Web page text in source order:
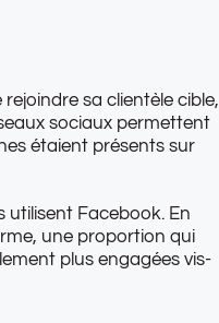
sa clientèle cible,
sociaux permettent
étaient présents sur
utilisent Facebook. En
une proportion qui
plus engagées vis-